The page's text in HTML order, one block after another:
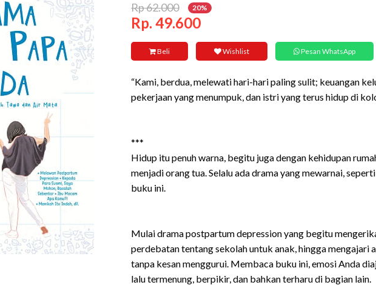
Rp 62.000 20%
Rp. 49.600
Beli Wishlist Pesan WhatsApp
“Kami, berdua, melewati hari-hari paling sulit; keuangan
pekerjaan yang menumpuk, dan istri yang terus hidup di
***
Hidup itu penuh warna, begitu juga dengan kehidupan
menjadi orang tua. Selalu ada drama yang mewarnai,
buku ini.
Mulai drama postpartum depression yang begitu
perdebatan tentang sekolah untuk anak, hingga mengajari
tanpa kesan menggurui. Membaca buku ini, emosi Anda
lalu termenung, berpikir, dan bahkan terharu di bagian lain.